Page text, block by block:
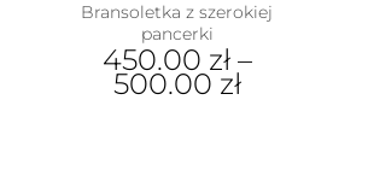
Bransoletka z szerokiej
pancerki
450.00 zł–
500.00 zł